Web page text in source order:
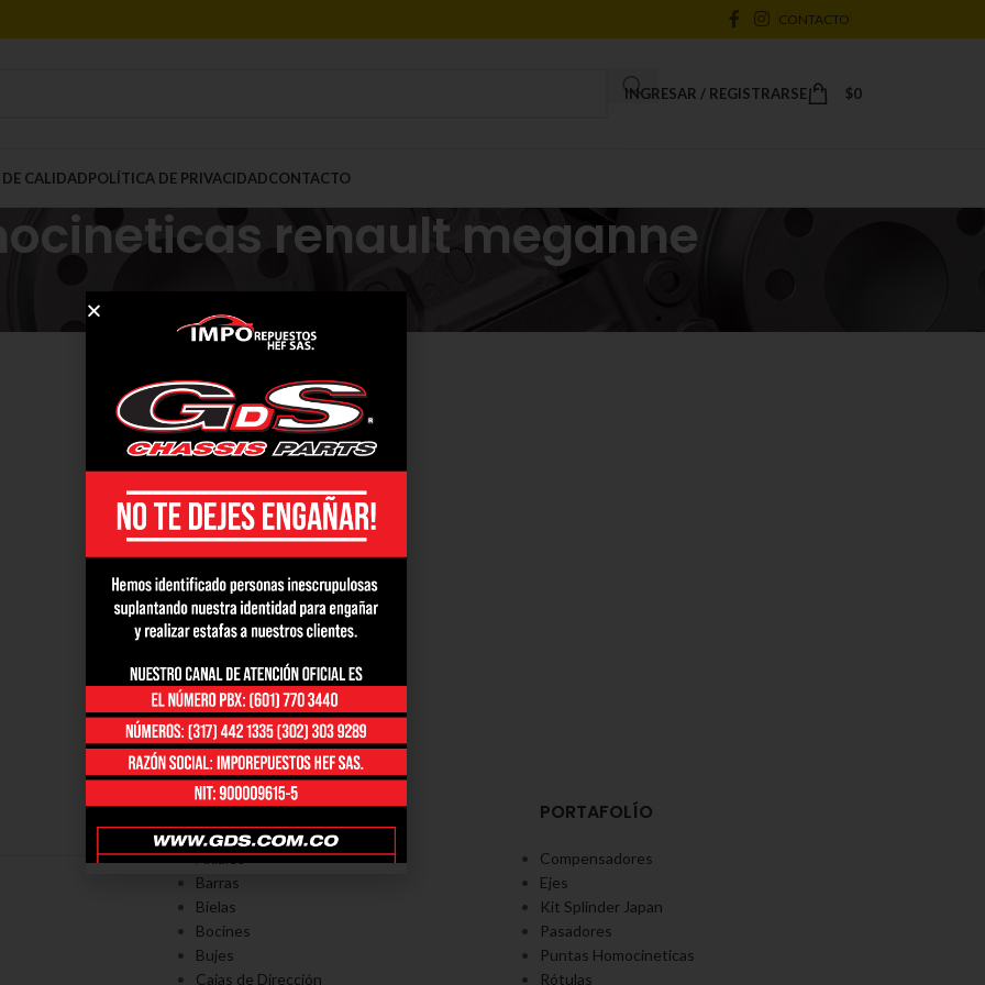
CONTACTO
INGRESAR / REGISTRARSE $0
CALIDADPOLÍTICA DE PRIVACIDADCONTACTO
renault meganne
PORTAFOLÍO
Axiales
Barras
Bielas
Bocines
Bujes
Cajas de Dirección
PORTAFOLÍO
Compensadores
Ejes
Kit Splinder Japan
Pasadores
Puntas Homocineticas
Rótulas